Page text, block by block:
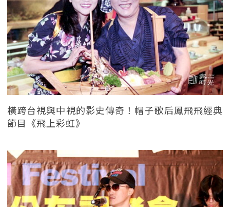
橫跨台視與中視的影史傳奇！帽子歌后鳳飛飛經典
節目《飛上彩虹》